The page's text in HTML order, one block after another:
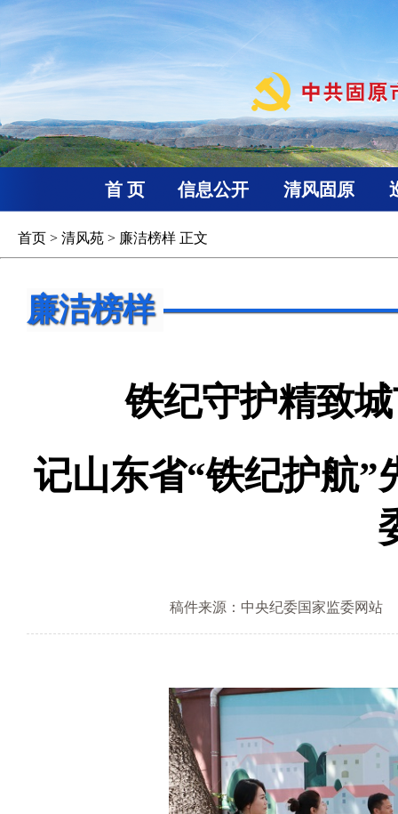
首 页 信息公开 清风固原
首页 > 清风苑 > 廉洁榜样 正文
廉洁榜样
铁纪守护精致
记山东省“铁纪护航”
稿件来源：中央纪委国家监委网站